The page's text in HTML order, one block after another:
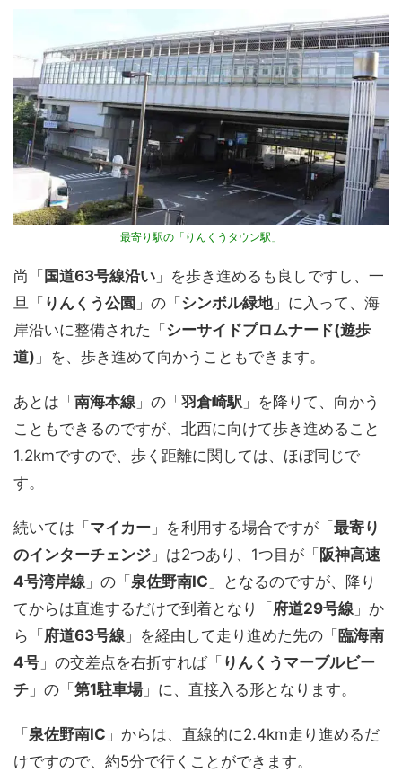
最寄り駅の「りんくうタウン駅」
尚「 国道63号線沿い 」を歩き進めるも良しですし、一
旦「 りんくう公園 」の「シンボル緑地」に入って、海
岸沿いに整備された「シーサイドプロムナード(遊歩
道) 」を、歩き進めて向かうこともできます。
あとは「南海本線 」の「羽倉崎駅 」を降りて、向かう
こともできるのですが、北西に向けて歩き進めること
1.2kmですので、歩く距離に関しては、ほぼ同じで
す。
続いては「マイカー 」を利用する場合ですが「最寄り
のインターチェンジ 」は2つあり、1つ目が「阪神高速
4号湾岸線 」の「泉佐野南IC 」となるのですが、降り
てからは直進するだけで到着となり「府道29号線 」か
ら「府道63号線 」を経由して走り進めた先の「臨海南
4号 」の交差点を右折すれば「 りんくうマーブルビー
チ 」の「第1駐車場」に、直接入る形となります。
「泉佐野南IC 」からは、直線的に2.4km走り進めるだ
けですので、約5分で行くことができます。